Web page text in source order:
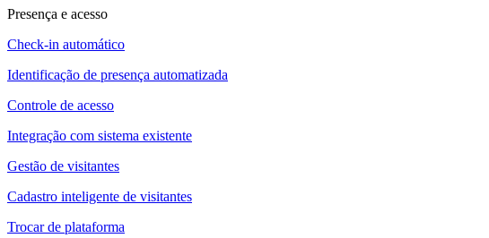
Presença e acesso
Check-in automático
Identificação de presença automatizada
Controle de acesso
Integração com sistema existente
Gestão de visitantes
Cadastro inteligente de visitantes
Trocar de plataforma